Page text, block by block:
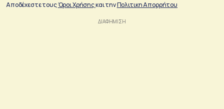
Αποδέχεστε τουςΌροι Χρήσηςκαι τηνΠολιτικη Απορρήτου